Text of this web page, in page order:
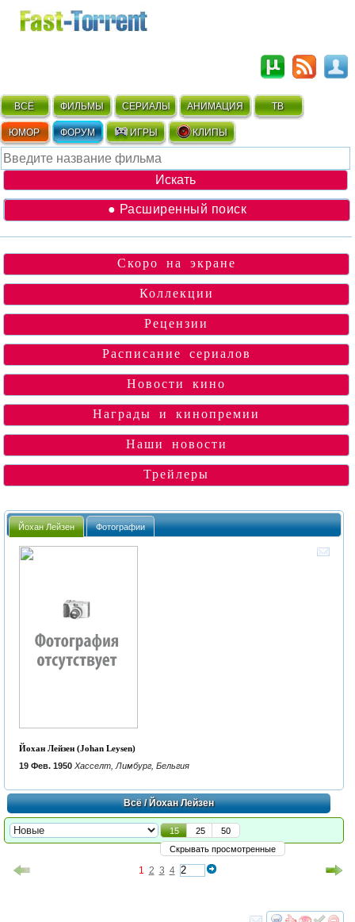
ВСЁ ФИЛЬМЫ СЕРИАЛЫ АНИМАЦИЯ ТВ
ЮМОР ФОРУМ ИГРЫ КЛИПЫ
● Расширенный поиск
Скоро на экране
Коллекции
Рецензии
Расписание сериалов
Новости кино
Награды и кинопремии
Наши новости
Трейлеры
Йохан Лейзен Фотографии
Йохан Лейзен (Johan Leysen)
19 Фев. 1950 Хасселт, Лимбург, Бельгия
Всё/ Йохан Лейзен
15 25
50
Скрывать просмотренные
1 2 3 4